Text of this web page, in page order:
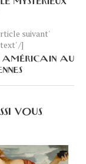
MYSTÉRIEUX
suivant'
/]
AMÉRICAIN AU
VOUS